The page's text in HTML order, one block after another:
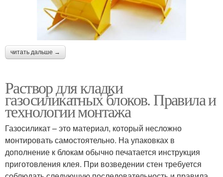
читать дальше →
Раствор для кладки
газосиликатных блоков. Правила и
технологии монтажа
Газосиликат – это материал, который несложно
монтировать самостоятельно. На упаковках в
дополнение к блокам обычно печатается инструкция
приготовления клея. При возведении стен требуется